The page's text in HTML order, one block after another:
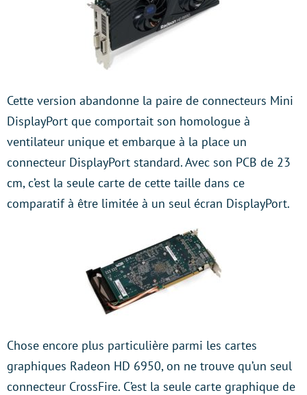
Cette version abandonne la paire de connecteurs Mini
DisplayPort que comportait son homologue à
ventilateur unique et embarque à la place un
connecteur DisplayPort standard. Avec son PCB de 23
cm, c’est la seule carte de cette taille dans ce
comparatif à être limitée à un seul écran DisplayPort.
Chose encore plus particulière parmi les cartes
graphiques Radeon HD 6950, on ne trouve qu’un seul
connecteur CrossFire. C’est la seule carte graphique de